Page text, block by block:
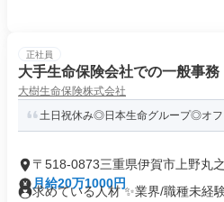
正社員
大手生命保険会社での一般事務
大樹生命保険株式会社
土日祝休み◎日本生命グループ◎オ
〒518-0873三重県伊賀市上野丸
月給20万1000円
求めている人材 ✨業界/職種未経